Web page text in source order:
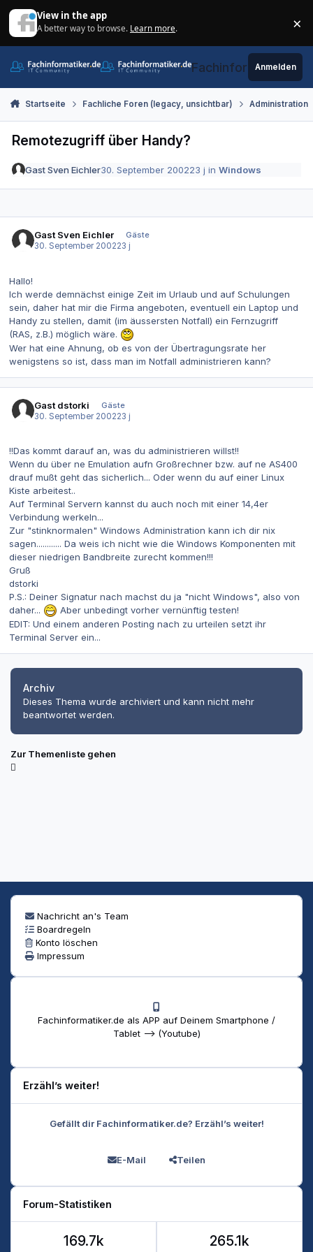
View in the app
A better way to browse. Learn more. ×
Fachinformatiker.de
Anmelden
Startseite Fachliche Foren (legacy, unsichtbar) Administration
Remotezugriff über Handy?
Gast Sven Eichler30. September 200223 j inWindows
Gast Sven Eichler
Gäste
30. September 200223 j
Hallo!
Ich werde demnächst einige Zeit im Urlaub und auf Schulungen
sein, daher hat mir die Firma angeboten, eventuell ein Laptop und
Handy zu stellen, damit (im äussersten Notfall) ein Fernzugriff
(RAS, z.B.) möglich wäre.
Wer hat eine Ahnung, ob es von der Übertragungsrate her
wenigstens so ist, dass man im Notfall administrieren kann?
Gast dstorki
Gäste
30. September 200223 j
!!Das kommt darauf an, was du administrieren willst!!
Wenn du über ne Emulation aufn Großrechner bzw. auf ne AS400
drauf mußt geht das sicherlich... Oder wenn du auf einer Linux
Kiste arbeitest..
Auf Terminal Servern kannst du auch noch mit einer 14,4er
Verbindung werkeln...
Zur "stinknormalen" Windows Administration kann ich dir nix
sagen............ Da weis ich nicht wie die Windows Komponenten mit
dieser niedrigen Bandbreite zurecht kommen!!!
Gruß
dstorki
P.S.: Deiner Signatur nach machst du ja "nicht Windows", also von
daher...
Aber unbedingt vorher vernünftig testen!
EDIT: Und einem anderen Posting nach zu urteilen setzt ihr
Terminal Server ein...
Archiv
Dieses Thema wurde archiviert und kann nicht mehr
beantwortet werden.
Zur Themenliste gehen
Nachricht an's Team
Boardregeln
Konto löschen
Impressum
Fachinformatiker.de als APP auf Deinem Smartphone /
Tablet --> (Youtube)
Erzähl’s weiter!
Gefällt dir Fachinformatiker.de? Erzähl’s weiter!
E-Mail Teilen
Forum-Statistiken
169.7k 265.1k